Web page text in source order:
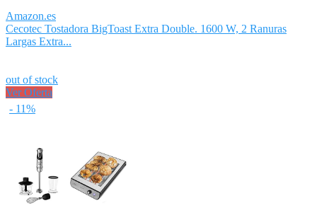
Amazon.es
Cecotec Tostadora BigToast Extra Double. 1600 W, 2 Ranuras
Largas Extra...
out of stock
Ver Oferta
- 11%